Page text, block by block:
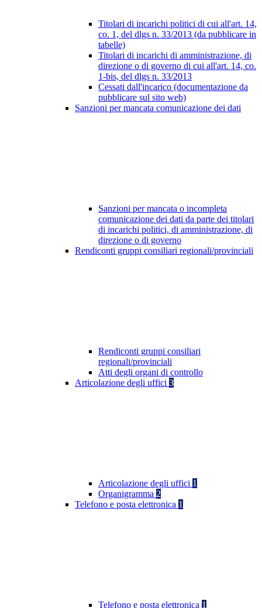
Titolari di incarichi politici di cui all'art. 14,
co. 1, del dlgs n. 33/2013 (da pubblicare in
tabelle)
Titolari di incarichi di amministrazione, di
direzione o di governo di cui all'art. 14, co.
1-bis, del dlgs n. 33/2013
Cessati dall'incarico (documentazione da
pubblicare sul sito web)
Sanzioni per mancata comunicazione dei dati
Sanzioni per mancata o incompleta
comunicazione dei dati da parte dei titolari
di incarichi politici, di amministrazione, di
direzione o di governo
Rendiconti gruppi consiliari regionali/provinciali
Rendiconti gruppi consiliari
regionali/provinciali
Atti degli organi di controllo
Articolazione degli uffici 3
Articolazione degli uffici 1
Organigramma 2
Telefono e posta elettronica 1
Telefono e posta elettronica 1